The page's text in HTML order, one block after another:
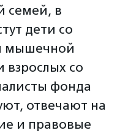
семей, в
дети со
мышечной
со
фонда
отвечают на
и правовые